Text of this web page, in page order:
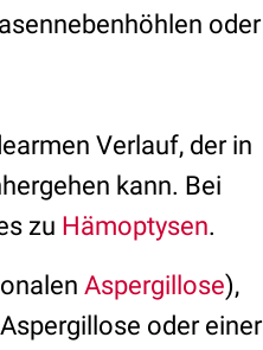
oder
Verlauf, der in
kann. Bei
zu Hämoptysen.
Aspergillose),
oder einer